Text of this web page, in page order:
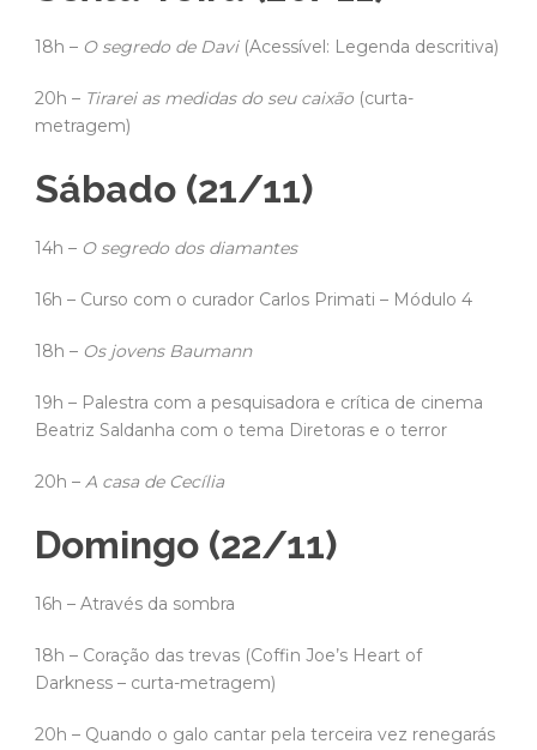
18h – O segredo de Davi (Acessível: Legenda descritiva)
20h – Tirarei as medidas do seu caixão (curta-
metragem)
Sábado (21/11)
14h – O segredo dos diamantes
16h – Curso com o curador Carlos Primati – Módulo 4
18h – Os jovens Baumann
19h – Palestra com a pesquisadora e crítica de cinema
Beatriz Saldanha com o tema Diretoras e o terror
20h – A casa de Cecília
Domingo (22/11)
16h – Através da sombra
18h – Coração das trevas (Coffin Joe’s Heart of
Darkness – curta-metragem)
20h – Quando o galo cantar pela terceira vez renegarás